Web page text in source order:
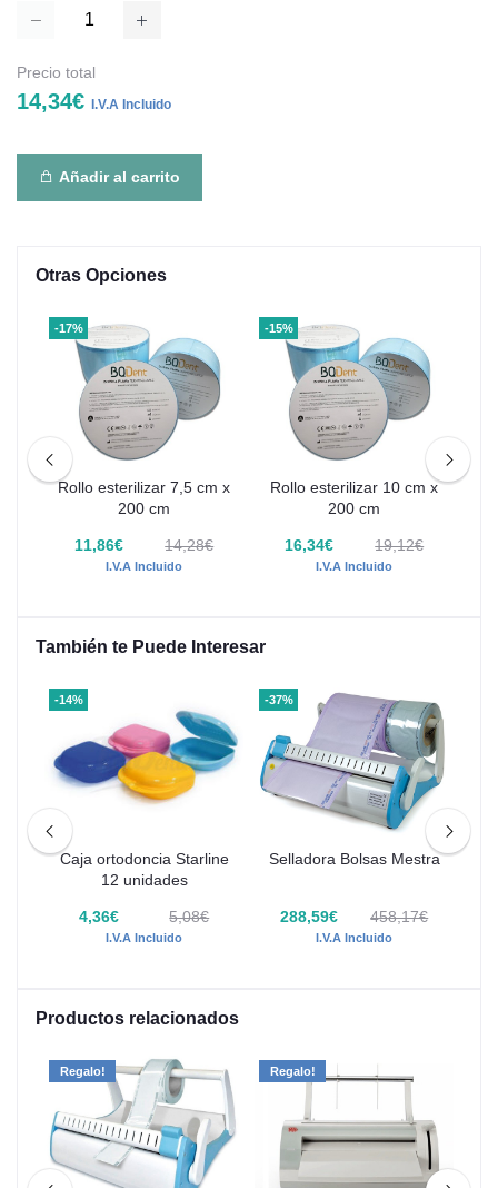
Precio total
14,34€ I.V.A Incluido
Añadir al carrito
Otras Opciones
-17%
Rollo esterilizar 7,5 cm x
200 cm
11,86€ 14,28€
I.V.A Incluido
-15%
Rollo esterilizar 10 cm x
200 cm
16,34€ 19,12€
I.V.A Incluido
También te Puede Interesar
-14%
Caja ortodoncia Starline
12 unidades
4,36€ 5,08€
I.V.A Incluido
-37%
Selladora Bolsas Mestra
288,59€ 458,17€
I.V.A Incluido
Productos relacionados
Regalo! Regalo!